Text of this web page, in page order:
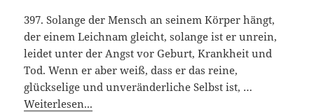
397. Solange der Mensch an seinem Körper hängt,
der einem Leichnam gleicht, solange ist er unrein,
leidet unter der Angst vor Geburt, Krankheit und
Tod. Wenn er aber weiß, dass er das reine,
glückselige und unveränderliche Selbst ist, …
Weiterlesen...